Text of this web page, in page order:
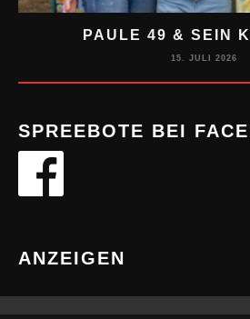
PAULE 49 & SEIN
15. JULI 2026
SPREEBOTE BEI
ANZEIGEN